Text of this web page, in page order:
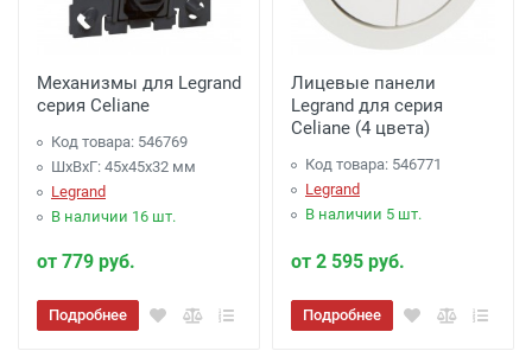
Механизмы для Legrand
серия Celiane
Код товара: 546769
ШхВхГ: 45x45x32 мм
Legrand
В наличии 16 шт.
от 779 руб.
Подробнее
Лицевые панели
Legrand для серия
Celiane (4 цвета)
Код товара: 546771
Legrand
В наличии 5 шт.
от 2 595 руб.
Подробнее